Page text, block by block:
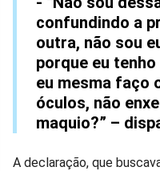
confundindo a
outra, não sou
porque eu
eu mesma faço
óculos, não
maquio?” –
A declaração, que